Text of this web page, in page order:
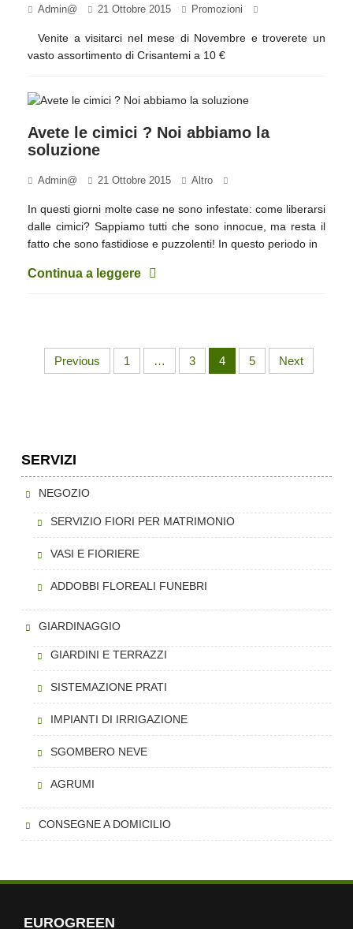
Admin@ 21 Ottobre 2015 Promozioni
Venite a visitarci nel mese di Novembre e troverete un
vasto assortimento di Crisantemi a 10 €
Avete le cimici ? Noi abbiamo la
soluzione
Admin@ 21 Ottobre 2015 Altro
In questi giorni molte case ne sono infestate: come liberarsi
dalle cimici? Sappiamo tutti che sono innocue, ma resta il
fatto che sono fastidiose e puzzolenti! In questo periodo in
Continua a leggere
Previous 1 … 3 4 5 Next
SERVIZI
NEGOZIO
SERVIZIO FIORI PER MATRIMONIO
VASI E FIORIERE
ADDOBBI FLOREALI FUNEBRI
GIARDINAGGIO
GIARDINI E TERRAZZI
SISTEMAZIONE PRATI
IMPIANTI DI IRRIGAZIONE
SGOMBERO NEVE
AGRUMI
CONSEGNE A DOMICILIO
EUROGREEN